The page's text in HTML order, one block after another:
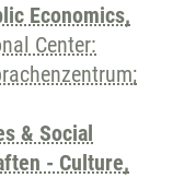
Economics,
Center:
& Social
- Culture,